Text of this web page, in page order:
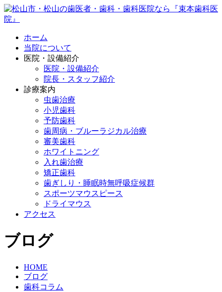
ホーム
当院について
医院・設備紹介
医院・設備紹介
院長・スタッフ紹介
診療案内
虫歯治療
小児歯科
予防歯科
歯周病・ブルーラジカル治療
審美歯科
ホワイトニング
入れ歯治療
矯正歯科
歯ぎしり・睡眠時無呼吸症候群
スポーツマウスピース
ドライマウス
アクセス
ブログ
HOME
ブログ
歯科コラム